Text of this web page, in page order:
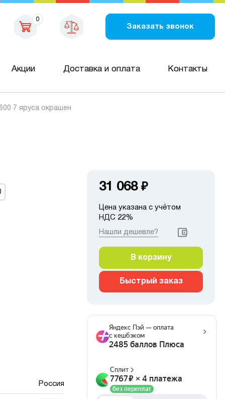
0
Заказать звонок
Акции Доставка и оплата Контакты
7 яруса окрашен
Россия
31 068 ₽
Цена указана с учётом
НДС 22%
Нашли дешевле?
В корзину
Быстрый заказ